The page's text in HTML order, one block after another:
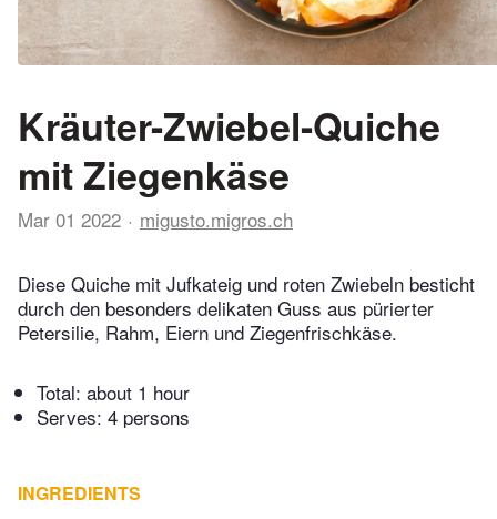
Kräuter-Zwiebel-Quiche
mit Ziegenkäse
Mar 01 2022 migusto.migros.ch
Diese Quiche mit Jufkateig und roten Zwiebeln besticht
durch den besonders delikaten Guss aus pürierter
Petersilie, Rahm, Eiern und Ziegenfrischkäse.
Total: about 1 hour
Serves: 4 persons
INGREDIENTS